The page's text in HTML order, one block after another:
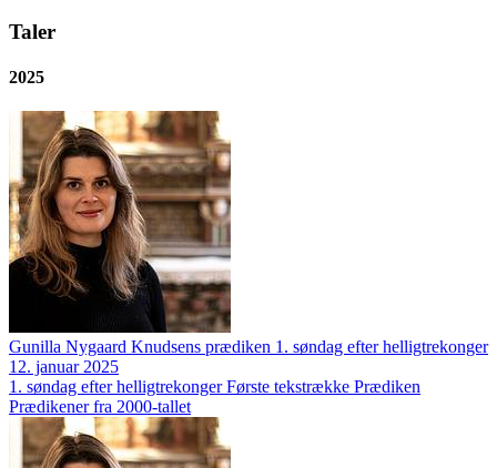
Taler
2025
Gunilla Nygaard Knudsens prædiken 1. søndag efter helligtrekonger
12. januar 2025
1. søndag efter helligtrekonger Første tekstrække Prædiken
Prædikener fra 2000-tallet